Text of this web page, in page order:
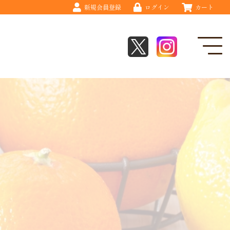
新規会員登録 ログイン カート